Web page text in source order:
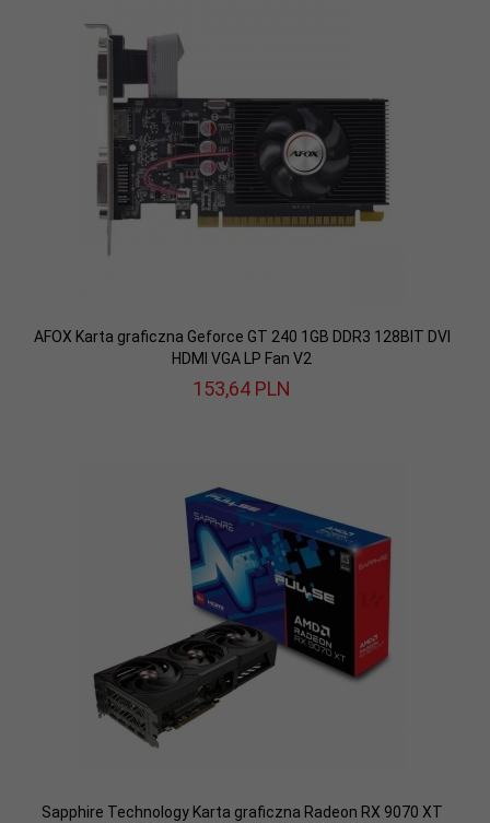
AFOX Karta graficzna Geforce GT 240 1GB DDR3 128BIT DVI
HDMI VGA LP Fan V2
153,64 PLN
Sapphire Technology Karta graficzna Radeon RX 9070 XT